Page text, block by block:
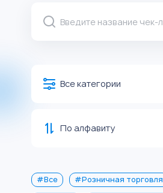
Все категории
По алфавиту
#Все #Розничная торговля